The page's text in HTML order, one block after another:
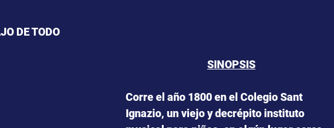
DE TODO
SINOPSIS
Corre el año 1800 en el Colegio Sant
Ignazio, un viejo y decrépito instituto